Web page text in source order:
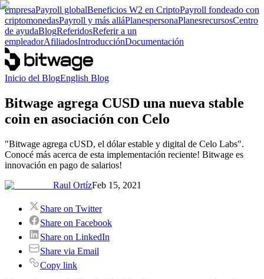
empresaPayroll globalBeneficios W2 en CriptoPayroll fondeado con
criptomonedasPayroll y más alláPlanespersonaPlanesrecursosCentro
de ayudaBlogReferidosReferir a un
empleadorAfiliadosIntroducciónDocumentación
Inicio del BlogEnglish Blog
Bitwage agrega CUSD una nueva stable
coin en asociación con Celo
"Bitwage agrega cUSD, el dólar estable y digital de Celo Labs".
Conocé más acerca de esta implementación reciente! Bitwage es
innovación en pago de salarios!
Raul OrtízFeb 15, 2021
Share on Twitter
Share on Facebook
Share on LinkedIn
Share via Email
Copy link